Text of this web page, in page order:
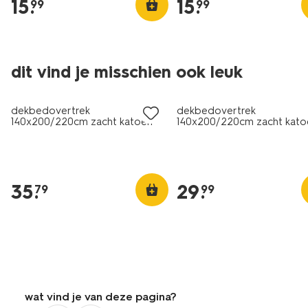
15.
99 15.
99
dit vind je misschien ook leuk
dekbedovertrek
140x200/220cm zacht katoen
35.
79
dekbedovertrek
140x200/220cm zacht
29.
99
wat vind je van deze pagina?